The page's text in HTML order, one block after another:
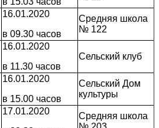
16.01.2020
в 09.30 часов
Средняя школа
№ 122
16.01.2020
в 11.30 часов
Сельский клуб
16.01.2020
в 15.00 часов
Сельский Дом
культуры
17.01.2020
Средняя школа